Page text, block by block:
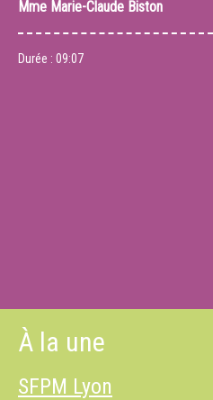
Mme Marie-Claude Biston
Durée : 09:07
À la une
SFPM Lyon